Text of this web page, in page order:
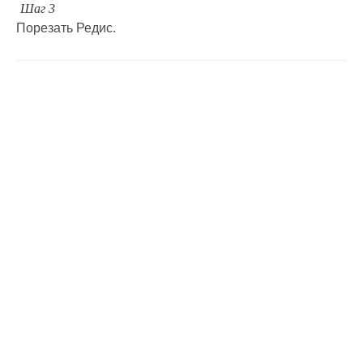
Шаг 3
Порезать Редис.